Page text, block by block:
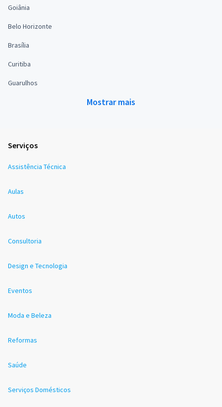
Goiânia
Belo Horizonte
Brasília
Curitiba
Guarulhos
Mostrar mais
Serviços
Assistência Técnica
Aulas
Autos
Consultoria
Design e Tecnologia
Eventos
Moda e Beleza
Reformas
Saúde
Serviços Domésticos